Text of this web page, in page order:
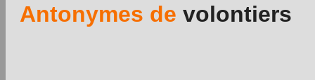
Antonymes de volontiers